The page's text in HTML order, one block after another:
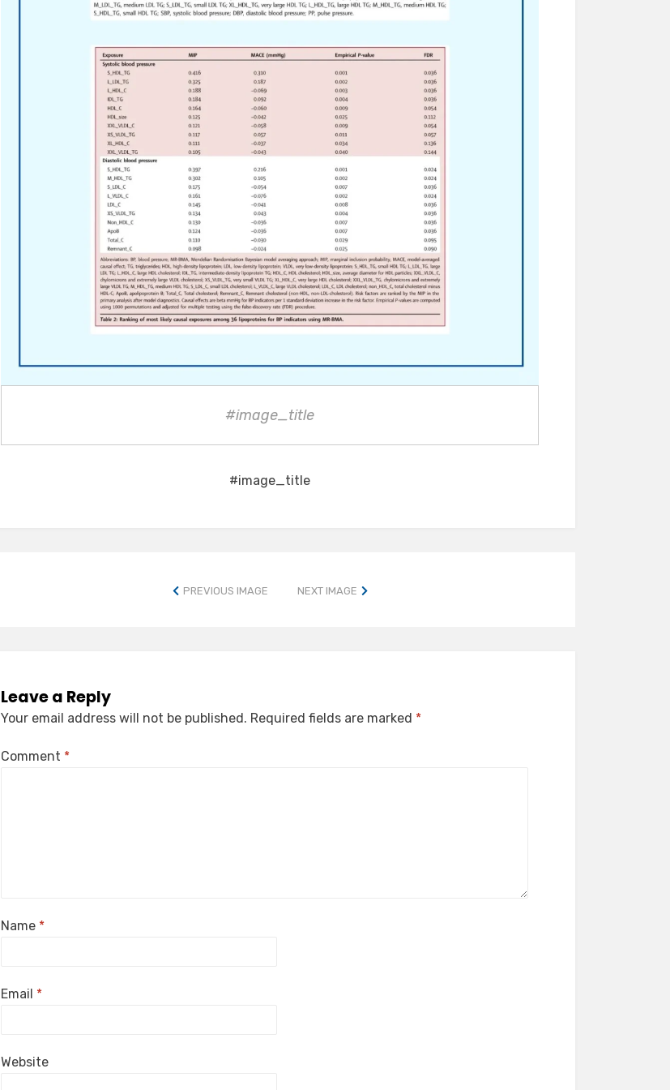
#image_title
#image_title
PREVIOUS IMAGE NEXT IMAGE
Leave a Reply
Your email address will not be published. Required fields are marked *
Comment *
Name *
Email *
Website